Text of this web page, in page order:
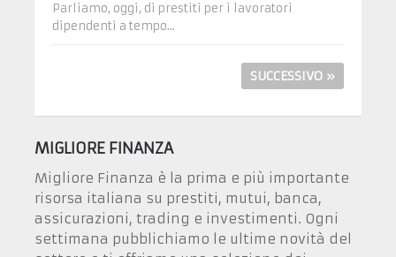
Parliamo, oggi, di prestiti per i lavoratori
dipendenti a tempo...
SUCCESSIVO »
MIGLIORE FINANZA
Migliore Finanza è la prima e più importante
risorsa italiana su prestiti, mutui, banca,
assicurazioni, trading e investimenti. Ogni
settimana pubblichiamo le ultime novità del